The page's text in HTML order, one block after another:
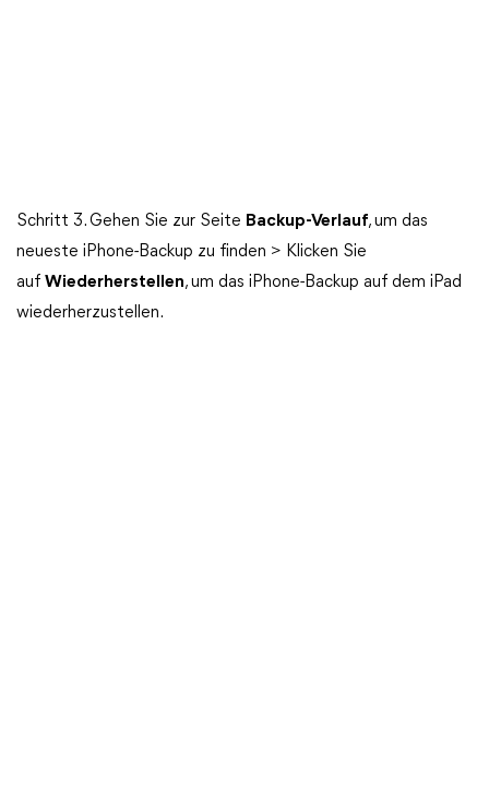
Schritt 3. Gehen Sie zur Seite Backup-Verlauf, um das
neueste iPhone-Backup zu finden > Klicken Sie
auf Wiederherstellen, um das iPhone-Backup auf dem iPad
wiederherzustellen.